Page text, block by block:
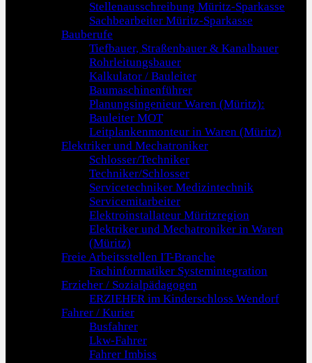
Stellenausschreibung Müritz-Sparkasse
Sachbearbeiter Müritz-Sparkasse
Bauberufe
Tiefbauer, Straßenbauer & Kanalbauer
Rohrleitungsbauer
Kalkulator / Bauleiter
Baumaschinenführer
Planungsingenieur Waren (Müritz):
Bauleiter MOT
Leitplankenmonteur in Waren (Müritz)
Elektriker und Mechatroniker
Schlosser/Techniker
Techniker/Schlosser
Servicetechniker Medizintechnik
Servicemitarbeiter
Elektroinstallateur Müritzregion
Elektriker und Mechatroniker in Waren
(Müritz)
Freie Arbeitsstellen IT-Branche
Fachinformatiker Systemintegration
Erzieher / Sozialpädagogen
ERZIEHER im Kinderschloss Wendorf
Fahrer / Kurier
Busfahrer
Lkw-Fahrer
Fahrer Imbiss